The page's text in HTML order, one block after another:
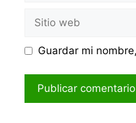
Sitio
web
Guardar mi